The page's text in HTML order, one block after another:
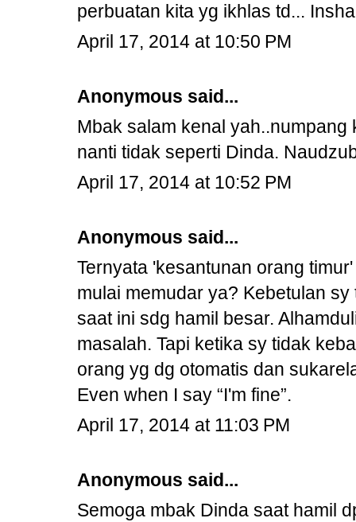
perbuatan kita yg ikhlas td...
April 17, 2014 at 10:50 PM
Anonymous said...
Mbak salam kenal
nanti tidak seperti Dinda.
April 17, 2014 at 10:52 PM
Anonymous said...
Ternyata 'kesantunan orang
mulai memudar ya? Kebetulan
saat ini sdg hamil besar.
masalah. Tapi ketika sy tidak
orang yg dg otomatis dan
Even when I say “I'm fine”.
April 17, 2014 at 11:03 PM
Anonymous said...
Semoga mbak Dinda saat hamil